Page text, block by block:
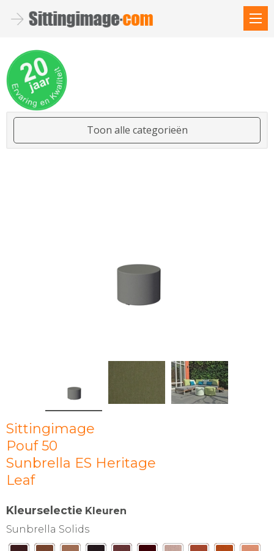
Toon alle categorieën
Sittingimage
Pouf 50
Sunbrella ES Heritage
Leaf
Kleurselectie
Sunbrella Solids
Kleuren